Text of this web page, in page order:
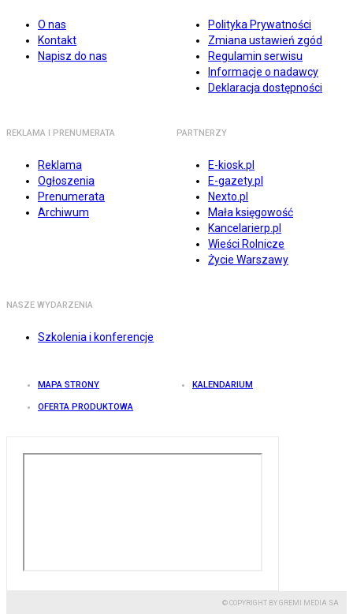
O nas
Kontakt
Napisz do nas
Polityka Prywatności
Zmiana ustawień zgód
Regulamin serwisu
Informacje o nadawcy
Deklaracja dostępności
REKLAMA I PRENUMERATA
Reklama
Ogłoszenia
Prenumerata
Archiwum
PARTNERZY
E-kiosk.pl
E-gazety.pl
Nexto.pl
Mała księgowość
Kancelarierp.pl
Wieści Rolnicze
Życie Warszawy
NASZE WYDARZENIA
Szkolenia i konferencje
MAPA STRONY KALENDARIUM
OFERTA PRODUKTOWA
© COPYRIGHT BY GREMI MEDIA SA